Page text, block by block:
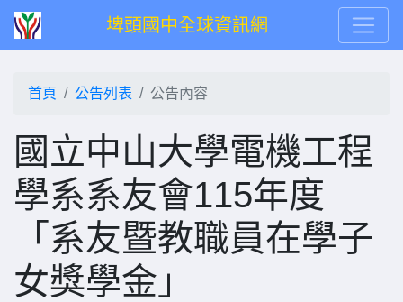
埤頭國中全球資訊網
首頁 公告列表 公告內容
國立中山大學電機工程
學系系友會115年度
「系友暨教職員在學子
女獎學金」